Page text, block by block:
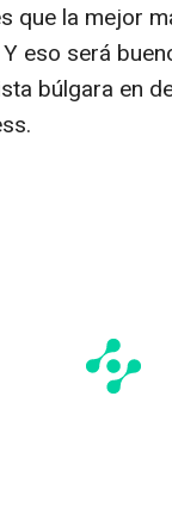
que la mejor
eso será
búlgara en